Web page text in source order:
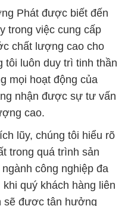
Phát được biết đến
trong việc cung cấp
chất lượng cao cho
tôi luôn duy trì tinh thần
mọi hoạt động của
nhận được sự tư vấn
cao.
lũy, chúng tôi hiểu rõ
trong quá trình sản
công nghiệp đa
quý khách hàng liên
sẽ được tận hưởng